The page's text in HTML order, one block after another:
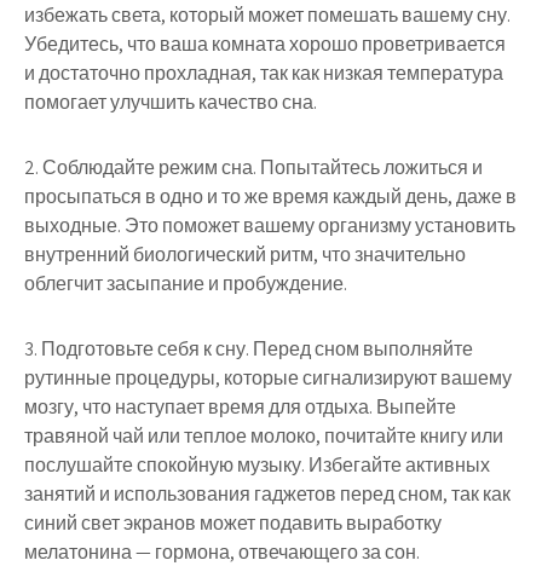
избежать света, который может помешать вашему сну.
Убедитесь, что ваша комната хорошо проветривается
и достаточно прохладная, так как низкая температура
помогает улучшить качество сна.
2. Соблюдайте режим сна. Попытайтесь ложиться и
просыпаться в одно и то же время каждый день, даже в
выходные. Это поможет вашему организму установить
внутренний биологический ритм, что значительно
облегчит засыпание и пробуждение.
3. Подготовьте себя к сну. Перед сном выполняйте
рутинные процедуры, которые сигнализируют вашему
мозгу, что наступает время для отдыха. Выпейте
травяной чай или теплое молоко, почитайте книгу или
послушайте спокойную музыку. Избегайте активных
занятий и использования гаджетов перед сном, так как
синий свет экранов может подавить выработку
мелатонина — гормона, отвечающего за сон.